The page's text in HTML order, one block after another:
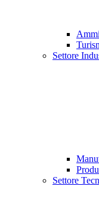
Settore
Settore